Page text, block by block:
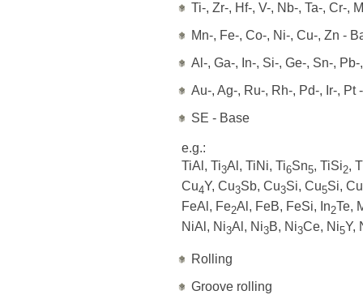
Ti-, Zr-, Hf-, V-, Nb-, Ta-, Cr-,
Mn-, Fe-, Co-, Ni-, Cu-, Zn -
Al-, Ga-, In-, Si-, Ge-, Sn-,
Au-, Ag-, Ru-, Rh-, Pd-, Ir-, Pt
SE - Base
e.g.:
TiAl, Ti3Al, TiNi, Ti6Sn5, TiSi2,
Cu4Y, Cu3Sb, Cu3Si, Cu5Si, Cu
FeAl, Fe2Al, FeB, FeSi, In2Te,
NiAl, Ni3Al, Ni3B, Ni3Ce, Ni5Y,
Rolling
Groove rolling